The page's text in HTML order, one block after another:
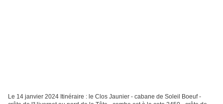
Le 14 janvier 2024 Itinéraire : le Clos Jaunier - cabane de Soleil Boeuf -